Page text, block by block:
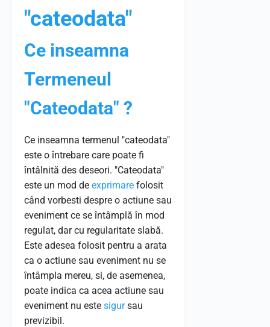
"cateodata"
Ce inseamna
Termeneul
"Cateodata" ?
Ce inseamna termenul "cateodata"
este o întrebare care poate fi
întâlnită des deseori. "Cateodata"
este un mod de exprimare folosit
când vorbesti despre o actiune sau
eveniment ce se întâmplă în mod
regulat, dar cu regularitate slabă.
Este adesea folosit pentru a arata
ca o actiune sau eveniment nu se
întâmpla mereu, si, de asemenea,
poate indica ca acea actiune sau
eveniment nu este sigursau
previzibil.